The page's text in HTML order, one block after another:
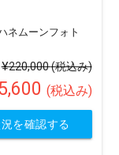
ネムーンフォト
¥220,000(税込み)
(税込み)
を確認する